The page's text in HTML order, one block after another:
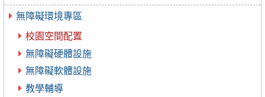
無障礙環境專區
校園空間配置
無障礙硬體設施
無障礙軟體設施
教學輔導